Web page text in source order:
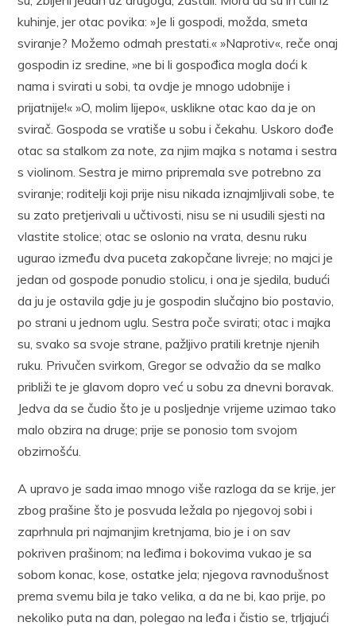
kuhinje, jer otac povika: »Je li gospodi, možda, smeta
sviranje? Možemo odmah prestati.« »Naprotiv«, reče onaj
gospodin iz sredine, »ne bi li gospođica mogla doći k
nama i svirati u sobi, ta ovdje je mnogo udobnije i
prijatnije!« »O, molim lijepo«, usklikne otac kao da je on
svirač. Gospoda se vratiše u sobu i čekahu. Uskoro dođe
otac sa stalkom za note, za njim majka s notama i sestra
s violinom. Sestra je mirno pripremala sve potrebno za
sviranje; roditelji koji prije nisu nikada iznajmljivali sobe, te
su zato pretjerivali u učtivosti, nisu se ni usudili sjesti na
vlastite stolice; otac se oslonio na vrata, desnu ruku
ugurao između dva puceta zakopčane livreje; no majci je
jedan od gospode ponudio stolicu, i ona je sjedila, budući
da ju je ostavila gdje ju je gospodin slučajno bio postavio,
po strani u jednom uglu. Sestra poče svirati; otac i majka
su, svako sa svoje strane, pažljivo pratili kretnje njenih
ruku. Privučen svirkom, Gregor se odvažio da se malko
približi te je glavom dopro već u sobu za dnevni boravak.
Jedva da se čudio što je u posljednje vrijeme uzimao tako
malo obzira na druge; prije se ponosio tom svojom
obzirnošću.
A upravo je sada imao mnogo više razloga da se krije, jer
zbog prašine što je posvuda ležala po njegovoj sobi i
zaprhnula pri najmanjim kretnjama, bio je i on sav
pokriven prašinom; na leđima i bokovima vukao je sa
sobom konac, kose, ostatke jela; njegova ravnodušnost
prema svemu bila je tako velika, a da ne bi, kao prije, po
nekoliko puta na dan, polegao na leđa i čistio se, trljajući